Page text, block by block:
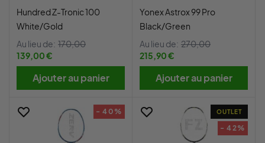
Hundred Z-Tronic 100
White/Gold
Au lieu de: 170,00
139,00 €
Ajouter au panier
Yonex Astrox 99 Pro
Black/Green
Au lieu de: 270,00
215,90 €
Ajouter au panier
- 40% OUTLET
- 42%